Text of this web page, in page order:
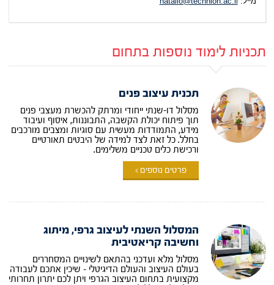
תכניות לימוד נוספות בתחום
תכנית עיצוב פנים
מסלול דו-שנתי ייחודי ומרתק להכשרת מעצבי פנים
תוך פיתוח יכולת הקשבה, התבוננות, איסוף ועיבוד
מידע, התמודדות מעשית עם סוגיות ומצבים מורכבים
בחלל. כל זאת לצד למידה של היבטים תאורטיים
ורכישת כלים טכניים משלימים.
פרטים נוספים >
המסלול השנתי לעיצוב גרפי, מיתוג
וחשיבה קריאטיבית
מסלול מלא ועדכני בהתאם לשינויים המסחררים
בעולם העיצוב והעולם הדיגיטלי – שיכין אתכם לעבודה
מקצועית בתחום העיצוב הגרפי ויתן לכם יתרון תחרותי